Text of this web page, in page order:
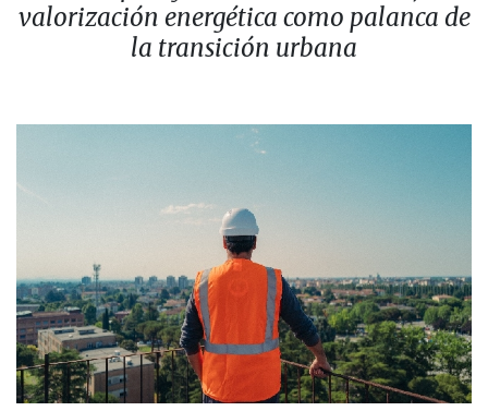
valorización energética como palanca de
la transición urbana